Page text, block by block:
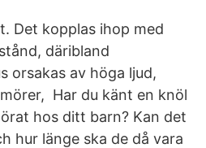
Det kopplas ihop med
däribland
orsakas av höga ljud,
Har du känt en knöl
hos ditt barn? Kan det
hur länge ska de då vara